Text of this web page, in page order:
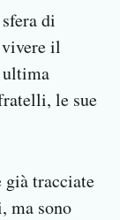
di
il
le sue
già tracciate
ma sono